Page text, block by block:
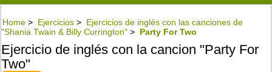
Home > Ejercicios > Ejercicios de inglés con las canciones de
"Shania Twain & Billy Currington" > Party For Two
Ejercicio de inglés con la cancion "Party For
Two"